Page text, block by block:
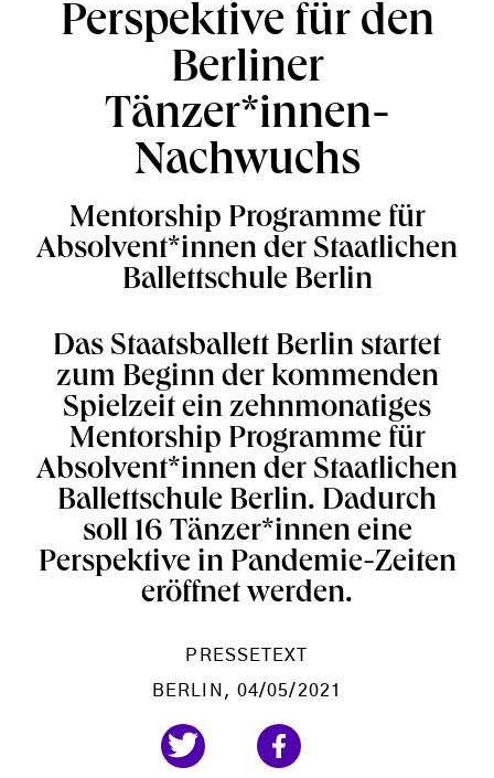
Perspektive für den
Berliner
Tänzer*innen-
Nachwuchs
Mentorship Programme für
Absolvent*innen der Staatlichen
Ballettschule Berlin
Das Staatsballett Berlin startet
zum Beginn der kommenden
Spielzeit ein zehnmonatiges
Mentorship Programme für
Absolvent*innen der Staatlichen
Ballettschule Berlin. Dadurch
soll 16 Tänzer*innen eine
Perspektive in Pandemie-Zeiten
eröffnet werden.
PRESSETEXT
BERLIN , 04/05/2021